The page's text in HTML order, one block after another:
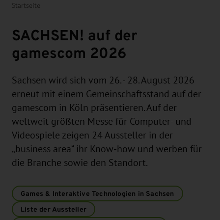
Startseite
SACHSEN! auf der
gamescom 2026
Sachsen wird sich vom 26. - 28. August 2026
erneut mit einem Gemeinschaftsstand auf der
gamescom in Köln präsentieren. Auf der
weltweit größten Messe für Computer- und
Videospiele zeigen 24 Aussteller in der
„business area“ ihr Know-how und werben für
die Branche sowie den Standort.
Games & Interaktive Technologien in Sachsen
Liste der Aussteller